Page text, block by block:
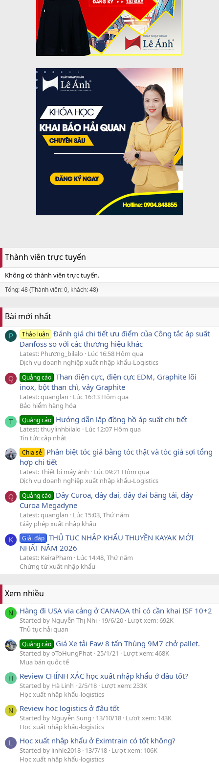
Thành viên trực tuyến
Không có thành viên trực tuyến.
Tổng: 48 (Thành viên: 0, khách: 48)
Bài mới nhất
P Thảo luận Đánh giá chi tiết ưu điểm của Công tắc áp suất
Danfoss so với các thương hiệu khác
Latest: Phương_bilalo
Lúc 16:58 Hôm qua
Dịch vụ doanh nghiệp xuất nhập khẩu-Logistics
Q Quảng cáo Than điện cực, điện cực EDM, Graphite lõi
inox, bột than chì, vảy Graphite
Latest: quanglan
Lúc 16:13 Hôm qua
Bảo hiểm hàng hóa
T Quảng cáo Hướng dẫn lắp đồng hồ áp suất chi tiết
Latest: thuylinhbilalo
Lúc 12:07 Hôm qua
Tin tức cập nhật
Chia sẻ Phân biệt tóc giả bằng tóc thật và tóc giả sợi tổng
hợp chi tiết
Latest: Thiết bị máy ảnh
Lúc 09:21 Hôm qua
Dịch vụ doanh nghiệp xuất nhập khẩu-Logistics
Q Quảng cáo Dây Curoa, dây đai, dây đai băng tải, dây
Curoa Megadyne
Latest: quanglan
Lúc 15:03, Thứ năm
Giấy phép xuất nhập khẩu
K Giải đáp THỦ TỤC NHẬP KHẨU THUYỀN KAYAK MỚI
NHẤT NĂM 2026
Latest: KeiraPham
Lúc 14:48, Thứ năm
Chứng từ xuất nhập khẩu
Xem nhiều
N Hàng đi USA via cảng ở CANADA thì có cần khai ISF 10+2
Started by Nguyễn Thị Nhi 19/6/20 Lượt xem: 692K
Thủ tục hải quan
Quảng cáo Giá Xe tải Faw 8 tấn Thùng 9M7 chở pallet.
Started by oToHungPhat 25/1/21
Lượt xem: 468K
Mua bán quốc tế
H Review CHÍNH XÁC học xuất nhập khẩu ở đâu tốt?
Started by Hà Linh 2/5/18 Lượt xem: 233K
Học xuất nhập khẩu-logistics
N Review học logistics ở đâu tốt
Started by Nguyễn Sung 13/10/18 Lượt xem: 143K
Học xuất nhập khẩu-logistics
L Học xuất nhập khẩu ở Eximtrain có tốt không?
Started by linhle2018 13/7/18 Lượt xem: 106K
Học xuất nhập khẩu-logistics